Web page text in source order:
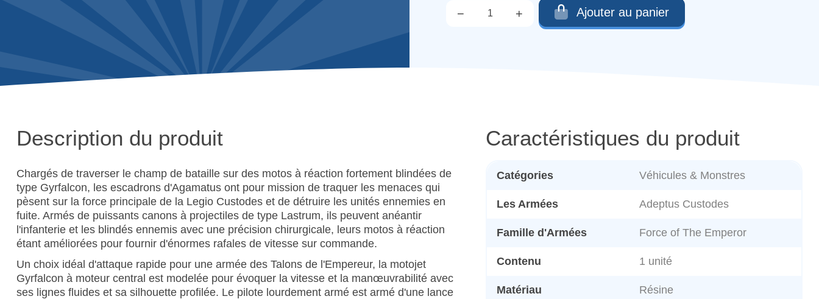
− + Ajouter au panier
Description du produit
Chargés de traverser le champ de bataille sur des motos à réaction fortement blindées de
type Gyrfalcon, les escadrons d'Agamatus ont pour mission de traquer les menaces qui
pèsent sur la force principale de la Legio Custodes et de détruire les unités ennemies en
fuite. Armés de puissants canons à projectiles de type Lastrum, ils peuvent anéantir
l'infanterie et les blindés ennemis avec une précision chirurgicale, leurs motos à réaction
étant améliorées pour fournir d'énormes rafales de vitesse sur commande.
Un choix idéal d'attaque rapide pour une armée des Talons de l'Empereur, la motojet
Gyrfalcon à moteur central est modelée pour évoquer la vitesse et la manœuvrabilité avec
ses lignes fluides et sa silhouette profilée. Le pilote lourdement armé est armé d'une lance
Caractéristiques du produit
Catégories Véhicules & Monstres
Les Armées Adeptus Custodes
Famille d'Armées Force of The Emperor
Contenu 1 unité
Matériau Résine